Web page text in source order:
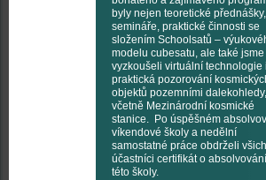
byly nejen teoretické přednášky,
semináře, praktické činnosti se
složením Schoolsatů –
modelu cubesatu, ale také jsme
vyzkoušeli virtuální technologie i
praktická pozorování
objektů pozemními dalekohledy,
včetně Mezinárodní kosmické
stanice. Po úspěšném
víkendové školy a nedělní
samostatné práce obdrželi
účastníci certifikát o absolvování
této školy.